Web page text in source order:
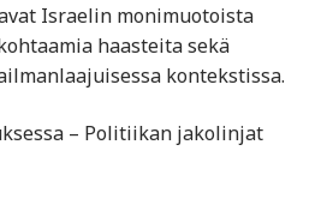
Israelin monimuotoista
haasteita sekä
kontekstissa.
– Politiikan jakolinjat